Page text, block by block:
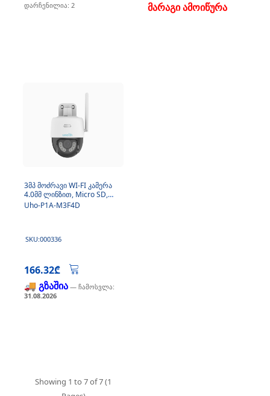
დარჩენილია: 2
მარაგი ამოიწურა
3მპ მოძრავი WI-FI კამერა
4.0მმ ლინზით, Micro SD,
მიკროფონით
Uho-P1A-M3F4D
SKU:000336
166.32₾
🚚 გზაშია — ჩამოსვლა:
31.08.2026
Showing 1 to 7 of 7 (1